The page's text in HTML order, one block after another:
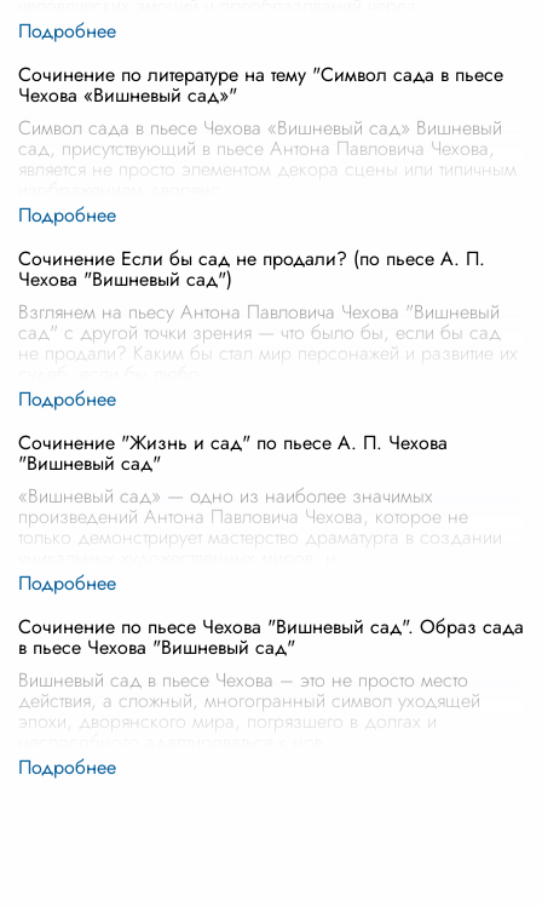
Сочинение по литературе на тему "Символ сада в пьесе
Чехова «Вишневый сад»"
Символ сада в пьесе Чехова «Вишневый сад» Вишневый
сад, присутствующий в пьесе Антона Павловича Чехова,
является не просто элементом декора сцены или типичным
Сочинение Если бы сад не продали? (по пьесе А. П.
Чехова "Вишневый сад")
Взглянем на пьесу Антона Павловича Чехова "Вишневый
сад" с другой точки зрения — что было бы, если бы сад
не продали? Каким бы стал мир персонажей и развитие их
Сочинение "Жизнь и сад" по пьесе А. П. Чехова
"Вишневый сад"
«Вишневый сад» — одно из наиболее значимых
произведений Антона Павловича Чехова, которое не
только демонстрирует мастерство драматурга в создании
Сочинение по пьесе Чехова "Вишневый сад". Образ сада
в пьесе Чехова "Вишневый сад"
Вишневый сад в пьесе Чехова – это не просто место
действия, а сложный, многогранный символ уходящей
эпохи, дворянского мира, погрязшего в долгах и